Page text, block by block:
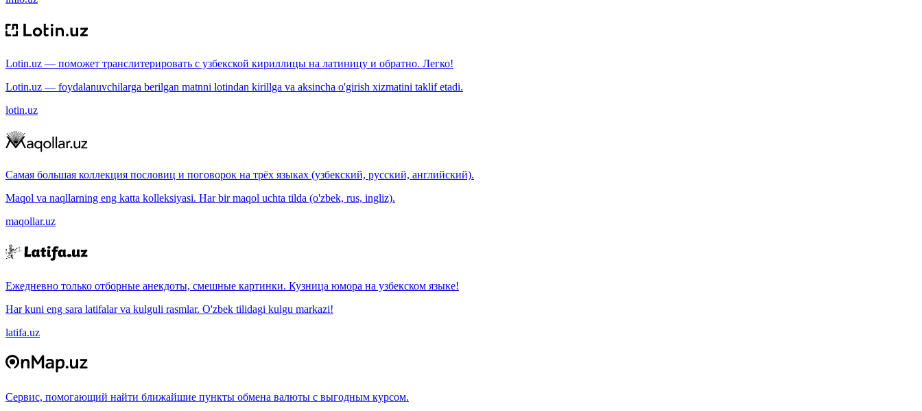
Lotin.uz — поможет транслитерировать с узбекской кириллицы на латиницу и обратно. Легко!
Lotin.uz — foydalanuvchilarga berilgan matnni lotindan kirillga va aksincha o'girish xizmatini taklif etadi.
lotin.uz
Самая большая коллекция пословиц и поговорок на трёх языках (узбекский, русский, английский).
Maqol va naqllarning eng katta kolleksiyasi. Har bir maqol uchta tilda (o'zbek, rus, ingliz).
maqollar.uz
Ежедневно только отборные анекдоты, смешные картинки. Кузница юмора на узбекском языке!
Har kuni eng sara latifalar va kulguli rasmlar. O'zbek tilidagi kulgu markazi!
latifa.uz
Сервис, помогающий найти ближайшие пункты обмена валюты с выгодным курсом.